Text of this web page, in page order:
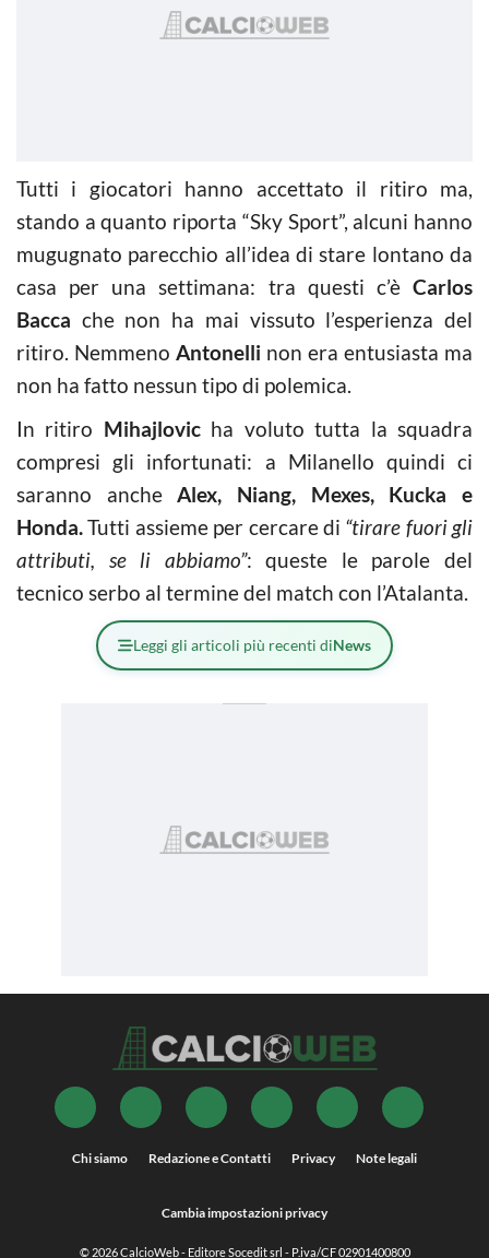
Tutti i giocatori hanno accettato il ritiro ma,
stando a quanto riporta “Sky Sport”, alcuni hanno
mugugnato parecchio all’idea di stare lontano da
casa per una settimana: tra questi c’è Carlos
Bacca che non ha mai vissuto l’esperienza del
ritiro. Nemmeno Antonelli non era entusiasta ma
non ha fatto nessun tipo di polemica.
In ritiro Mihajlovicha voluto tutta la squadra
compresi gli infortunati: a Milanello quindi ci
saranno ancheAlex, Niang, Mexes, Kucka e
Honda.Tutti assieme per cercare di “tirare fuori gli
attributi, se li abbiamo”: queste le parole del
tecnico serbo al termine del match con l’Atalanta.
Leggi gli articoli più recenti diNews
Chi siamo Redazione e Contatti Privacy Note legali
Cambia impostazioni privacy
© 2026CalcioWeb- Editore Socedit srl - P.iva/CF 02901400800